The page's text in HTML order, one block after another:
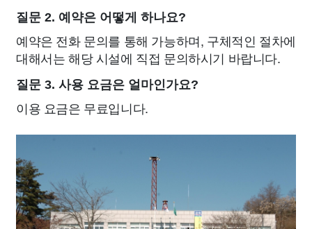
질문 2. 예약은 어떻게 하나요?
예약은 전화 문의를 통해 가능하며, 구체적인 절차에
대해서는 해당 시설에 직접 문의하시기 바랍니다.
질문 3. 사용 요금은 얼마인가요?
이용 요금은 무료입니다.